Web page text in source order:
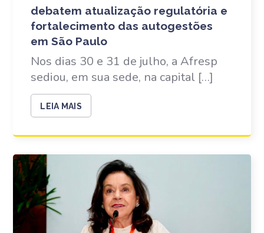
debatem atualização regulatória e
fortalecimento das autogestões
em São Paulo
Nos dias 30 e 31 de julho, a Afresp
sediou, em sua sede, na capital […]
LEIA MAIS